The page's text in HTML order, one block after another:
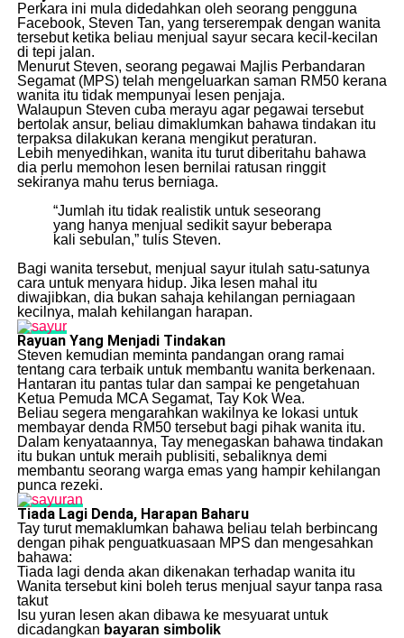
Perkara ini mula didedahkan oleh seorang pengguna
Facebook, Steven Tan, yang terserempak dengan wanita
tersebut ketika beliau menjual sayur secara kecil-kecilan
di tepi jalan.
Menurut Steven, seorang pegawai Majlis Perbandaran
Segamat (MPS) telah mengeluarkan saman RM50 kerana
wanita itu tidak mempunyai lesen penjaja.
Walaupun Steven cuba merayu agar pegawai tersebut
bertolak ansur, beliau dimaklumkan bahawa tindakan itu
terpaksa dilakukan kerana mengikut peraturan.
Lebih menyedihkan, wanita itu turut diberitahu bahawa
dia perlu memohon lesen bernilai ratusan ringgit
sekiranya mahu terus berniaga.
“Jumlah itu tidak realistik untuk seseorang
yang hanya menjual sedikit sayur beberapa
kali sebulan,” tulis Steven.
Bagi wanita tersebut, menjual sayur itulah satu-satunya
cara untuk menyara hidup. Jika lesen mahal itu
diwajibkan, dia bukan sahaja kehilangan perniagaan
kecilnya, malah kehilangan harapan.
Rayuan Yang Menjadi Tindakan
Steven kemudian meminta pandangan orang ramai
tentang cara terbaik untuk membantu wanita berkenaan.
Hantaran itu pantas tular dan sampai ke pengetahuan
Ketua Pemuda MCA Segamat, Tay Kok Wea.
Beliau segera mengarahkan wakilnya ke lokasi untuk
membayar denda RM50 tersebut bagi pihak wanita itu.
Dalam kenyataannya, Tay menegaskan bahawa tindakan
itu bukan untuk meraih publisiti, sebaliknya demi
membantu seorang warga emas yang hampir kehilangan
punca rezeki.
Tiada Lagi Denda, Harapan Baharu
Tay turut memaklumkan bahawa beliau telah berbincang
dengan pihak penguatkuasaan MPS dan mengesahkan
bahawa:
Tiada lagi denda akan dikenakan terhadap wanita itu
Wanita tersebut kini boleh terus menjual sayur tanpa rasa
takut
Isu yuran lesen akan dibawa ke mesyuarat untuk
dicadangkan bayaran simbolik